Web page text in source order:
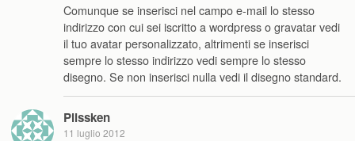
Comunque se inserisci nel campo e-mail lo stesso
indirizzo con cui sei iscritto a wordpress o gravatar vedi
il tuo avatar personalizzato, altrimenti se inserisci
sempre lo stesso indirizzo vedi sempre lo stesso
disegno. Se non inserisci nulla vedi il disegno standard.
Plissken
11 luglio 2012